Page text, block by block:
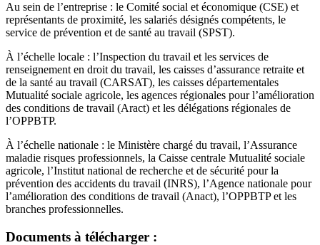
Au sein de l’entreprise : le Comité social et économique (CSE) et
représentants de proximité, les salariés désignés compétents, le
service de prévention et de santé au travail (SPST).
À l’échelle locale : l’Inspection du travail et les services de
renseignement en droit du travail, les caisses d’assurance retraite et
de la santé au travail (CARSAT), les caisses départementales
Mutualité sociale agricole, les agences régionales pour l’amélioration
des conditions de travail (Aract) et les délégations régionales de
l’OPPBTP.
À l’échelle nationale : le Ministère chargé du travail, l’Assurance
maladie risques professionnels, la Caisse centrale Mutualité sociale
agricole, l’Institut national de recherche et de sécurité pour la
prévention des accidents du travail (INRS), l’Agence nationale pour
l’amélioration des conditions de travail (Anact), l’OPPBTP et les
branches professionnelles.
Documents à télécharger :